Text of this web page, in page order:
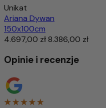
Unikat
Ariana Dywan
150x100cm
4.697,00 zł 8.386,00 zł
Opinie i recenzje